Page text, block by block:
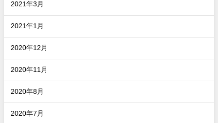
2021年3月
2021年1月
2020年12月
2020年11月
2020年8月
2020年7月